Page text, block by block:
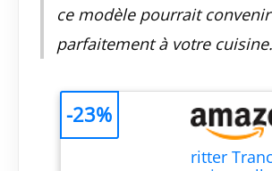
ce modèle pourrait convenir
parfaitement à votre cuisine.
ritter
-23%